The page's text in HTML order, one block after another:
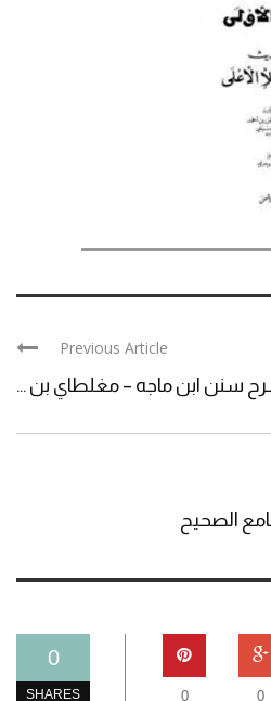
Previous Article
سنن ابن ماجه – مغلطاي بن ...
الصحيح
0
SHARES 0
0